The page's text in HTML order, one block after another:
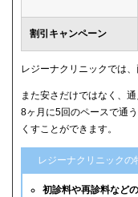
割引キャンペーン
レジーナクリニックでは
また安さだけではなく、
8ヶ月に5回のペースで通
くすことができます。
レジーナクリニックの
初診料や再診料など